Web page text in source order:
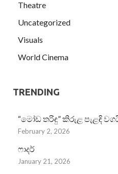
Theatre
Uncategorized
Visuals
World Cinema
TRENDING
“මෝඩ තරිඳු” කිරුළ පැළඳි
February 2, 2026
ෆාදර්
January 21, 2026